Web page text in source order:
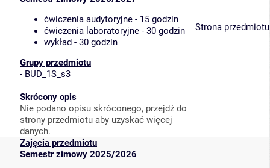
ćwiczenia audytoryjne - 15 godzin
ćwiczenia laboratoryjne - 30 godzin
wykład - 30 godzin
Grupy przedmiotu
- BUD_1S_s3
Skrócony opis
Nie podano opisu skróconego, przejdź do
strony przedmiotu aby uzyskać więcej
danych.
Strona przedmiotu
Zajęcia przedmiotu
Semestr zimowy 2025/2026